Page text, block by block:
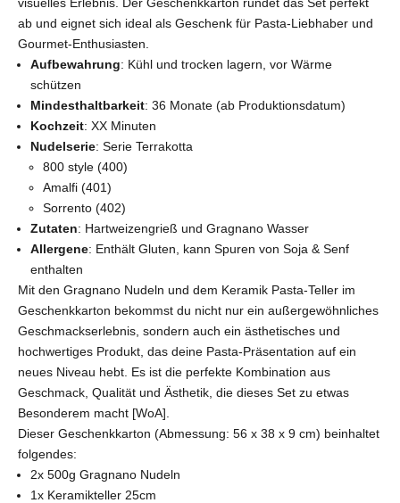
ab und eignet sich ideal als Geschenk für Pasta-Liebhaber und
Gourmet-Enthusiasten.
Aufbewahrung: Kühl und trocken lagern, vor Wärme
schützen
Mindesthaltbarkeit: 36 Monate (ab Produktionsdatum)
Kochzeit: XX Minuten
Nudelserie: Serie Terrakotta
800 style (400)
Amalfi (401)
Sorrento (402)
Zutaten: Hartweizengrieß und Gragnano Wasser
Allergene: Enthält Gluten, kann Spuren von Soja & Senf
enthalten
Mit den Gragnano Nudeln und dem Keramik Pasta-Teller im
Geschenkkarton bekommst du nicht nur ein außergewöhnliches
Geschmackserlebnis, sondern auch ein ästhetisches und
hochwertiges Produkt, das deine Pasta-Präsentation auf ein
neues Niveau hebt. Es ist die perfekte Kombination aus
Geschmack, Qualität und Ästhetik, die dieses Set zu etwas
Besonderem macht [WoA].
Dieser Geschenkkarton (Abmessung: 56 x 38 x 9 cm) beinhaltet
folgendes:
2x 500g Gragnano Nudeln
1x Keramikteller 25cm